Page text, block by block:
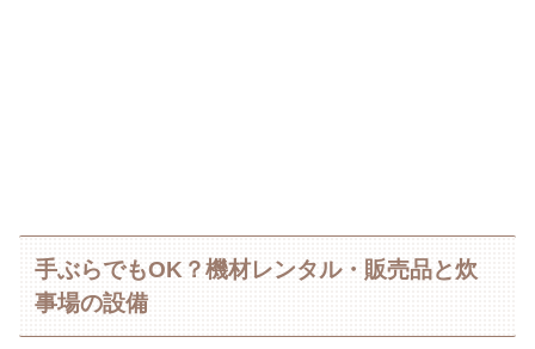
手ぶらでもOK？機材レンタル・販売品と炊
事場の設備